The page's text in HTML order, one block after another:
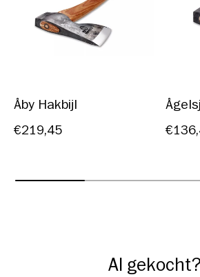
Åby Hakbijl
€219,45
Al gekocht?